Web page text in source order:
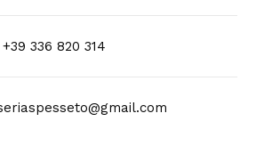
+39 336 820 314